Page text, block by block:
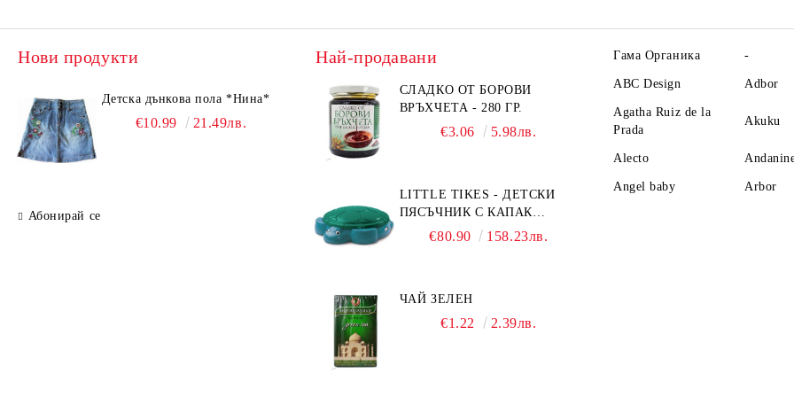
Нови продукти
Детска дънкова пола *Нина*
€10.99 21.49лв.
Абонирай се
Най-продавани
СЛАДКО ОТ БОРОВИ
ВРЪХЧЕТА - 280 ГР.
€3.06 5.98лв.
LITTLE TIKES - ДЕТСКИ
ПЯСЪЧНИК С КАПАК
TURTLE€80.90 158.23лв.
ЧАЙ ЗЕЛЕН
€1.22 2.39лв.
Гама Органика -
ABC Design Adbor
Agatha Ruiz de la
Prada
Akuku
Alecto
Angel baby Arbor